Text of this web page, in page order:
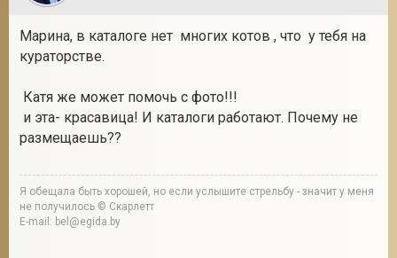
Марина, в каталоге нет многих котов , что у тебя на
кураторстве.
Катя же может помочь с фото!!!
и эта- красавица! И каталоги работают. Почему не
размещаешь??
Я обещала быть хорошей, но если услышите стрельбу - значит у меня
не получилось © Скарлетт
E-mail: bel@egida.by